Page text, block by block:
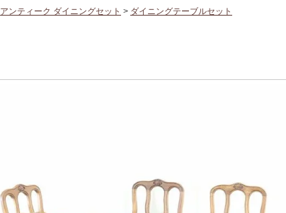
アンティーク ダイニングセット ダイニングテーブルセット